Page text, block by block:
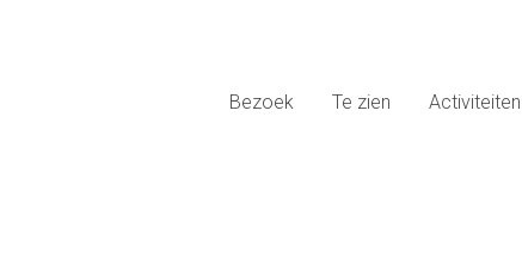
Bezoek Te zien Activiteiten